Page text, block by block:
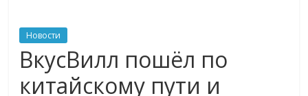
ритейле,
логистике,
Новости
ВкусВилл пошёл по
китайскому пути и